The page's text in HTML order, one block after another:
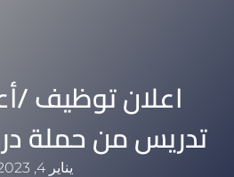
اعلان توظيف /
تدريس من حملة
يناير 4, 2023